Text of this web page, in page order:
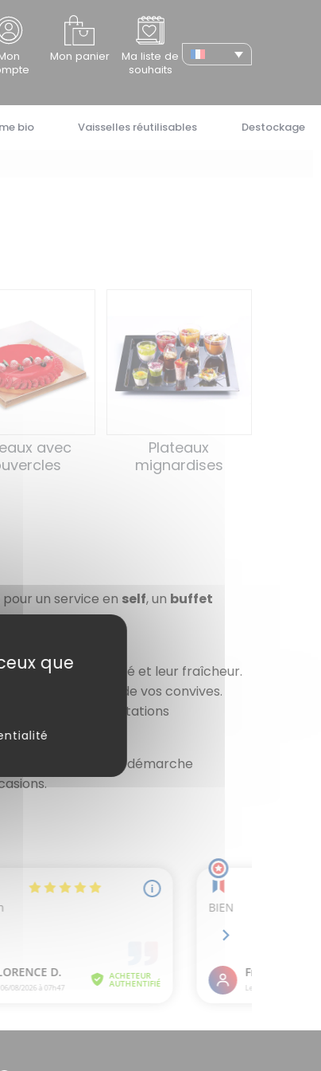
Mon panier
Ma liste de
souhaits
bio Vaisselles réutilisables Destockage
avec
Plateaux
mignardises
un service en self, un buffet
transport facile.
leur sécurité et leur fraîcheur.
vos plats auprès de vos convives.
pour des présentations
dans une démarche
que